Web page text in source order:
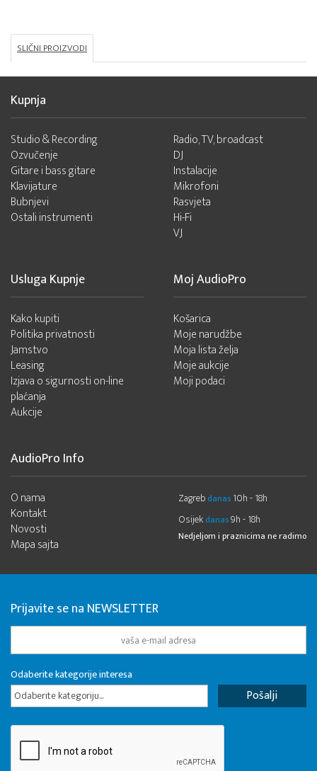
SLIČNI PROIZVODI
Kupnja
Studio & Recording
Ozvučenje
Gitare i bass gitare
Klavijature
Bubnjevi
Ostali instrumenti
Radio, TV, broadcast
DJ
Instalacije
Mikrofoni
Rasvjeta
Hi-Fi
VJ
Usluga Kupnje
Kako kupiti
Politika privatnosti
Jamstvo
Leasing
Izjava o sigurnosti on-line
plaćanja
Aukcije
Moj AudioPro
Košarica
Moje narudžbe
Moja lista želja
Moje aukcije
Moji podaci
AudioPro Info
O nama
Kontakt
Novosti
Mapa sajta
Zagreb danas 10h - 18h
Osijek danas9h - 18h
Nedjeljom i praznicima ne radimo
Prijavite se na NEWSLETTER
Odaberite kategorije interesa
Odaberite kategoriju...